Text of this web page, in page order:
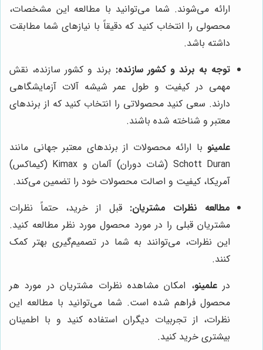
ارائه می‌شوند. شما می‌توانید با مطالعه این مشخصات،
محصولی را انتخاب کنید که دقیقاً با نیازهای شما مطابقت
داشته باشد.
توجه به برند و کشور سازنده: برند و کشور سازنده، نقش
مهمی در کیفیت و طول عمر شیشه آلات آزمایشگاهی
دارند. سعی کنید محصولاتی را انتخاب کنید که از برندهای
معتبر و شناخته شده باشند.
علمینو با ارائه محصولات از برندهای معتبر جهانی مانند
Schott Duran (شات دوران) آلمان و Kimax (کیماکس)
آمریکا، کیفیت و اصالت محصولات خود را تضمین می‌کند.
مطالعه نظرات مشتریان: قبل از خرید، حتماً نظرات
مشتریان قبلی را در مورد محصول مورد نظر مطالعه کنید.
این نظرات، می‌توانند به شما در تصمیم‌گیری بهتر کمک
کنند.
درعلمینو، امکان مشاهده نظرات مشتریان در مورد هر
محصول فراهم شده است. شما می‌توانید با مطالعه این
نظرات، از تجربیات دیگران استفاده کنید و با اطمینان
بیشتری خرید کنید.